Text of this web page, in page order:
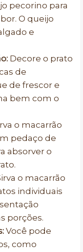
pecorino para
O queijo
e
Decore o prato
de
de frescor e
bem com o
o macarrão
pedaço de
absorver o
o macarrão
individuais
porções.
Você pode
como